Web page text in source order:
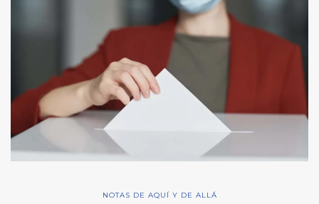
NOTAS DE AQUÍ Y DE ALLÁ